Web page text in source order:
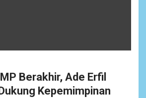
Berakhir, Ade Erfil
Kepemimpinan